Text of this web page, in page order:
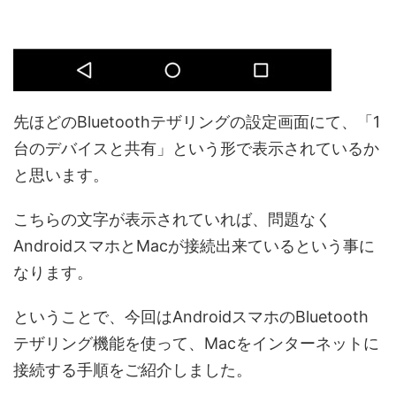
先ほどのBluetoothテザリングの設定画面にて、「1
台のデバイスと共有」という形で表示されているか
と思います。
こちらの文字が表示されていれば、問題なく
AndroidスマホとMacが接続出来ているという事に
なります。
ということで、今回はAndroidスマホのBluetooth
テザリング機能を使って、Macをインターネットに
接続する手順をご紹介しました。